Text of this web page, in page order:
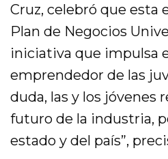
Cruz, celebró que esta
Plan de Negocios
iniciativa que impulsa
emprendedor de las
duda, las y los jóvenes
futuro de la industria,
estado y del país”,